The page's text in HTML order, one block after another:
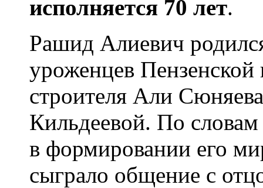
исполняется 70 лет.
Рашид Алиевич
уроженцев
строителя Али
Кильдеевой. По
в формировании его
сыграло общение с